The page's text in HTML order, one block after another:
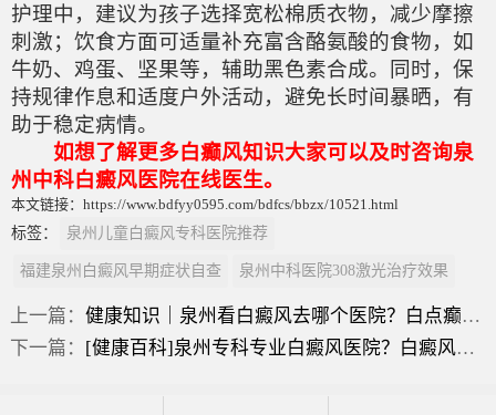
护理中，建议为孩子选择宽松棉质衣物，减少摩擦
刺激；饮食方面可适量补充富含酪氨酸的食物，如
牛奶、鸡蛋、坚果等，辅助黑色素合成。同时，保
持规律作息和适度户外活动，避免长时间暴晒，有
助于稳定病情。
如想了解更多白癫风知识大家可以及时咨询泉
州中科白癜风医院在线医生。
本文链接：https://www.bdfyy0595.com/bdfcs/bbzx/10521.html
标签：
泉州儿童白癜风专科医院推荐
福建泉州白癜风早期症状自查 泉州中科医院308激光治疗效果
上一篇：健康知识｜泉州看白癜风去哪个医院？白点癫风早期可以自愈？
下一篇： [健康百科]泉州专科专业白癜风医院？白癜风的初期症状图片？